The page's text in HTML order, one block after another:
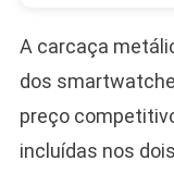
A carcaça
dos
preço
incluídas nos